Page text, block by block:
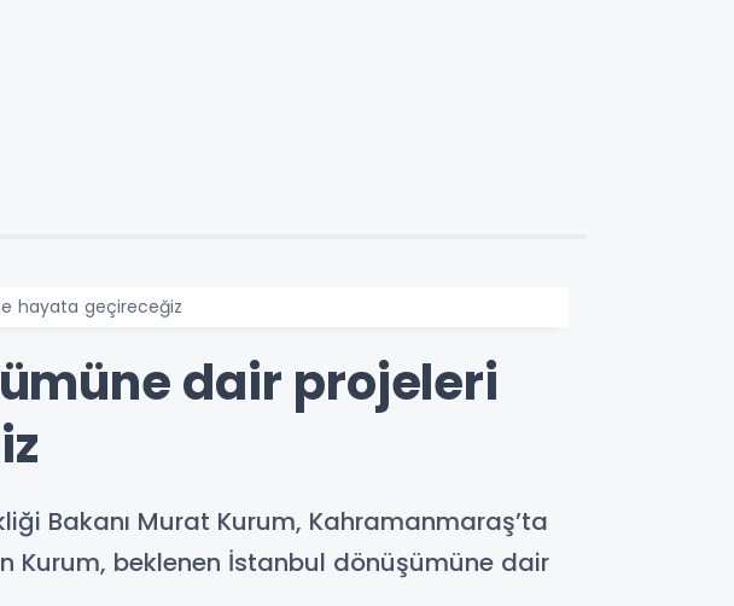
hayata geçireceğiz
dair projeleri
Bakanı Murat Kurum, Kahramanmaraş’ta
Kurum, beklenen İstanbul dönüşümüne dair